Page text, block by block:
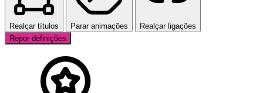
Realçar títulos Parar animações
Realçar ligações
Repor definições